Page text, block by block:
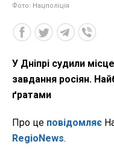
Фото: Нацполіція
У Дніпрі судили
завдання росіян.
ґратами
Про це повідомляє
RegioNews.